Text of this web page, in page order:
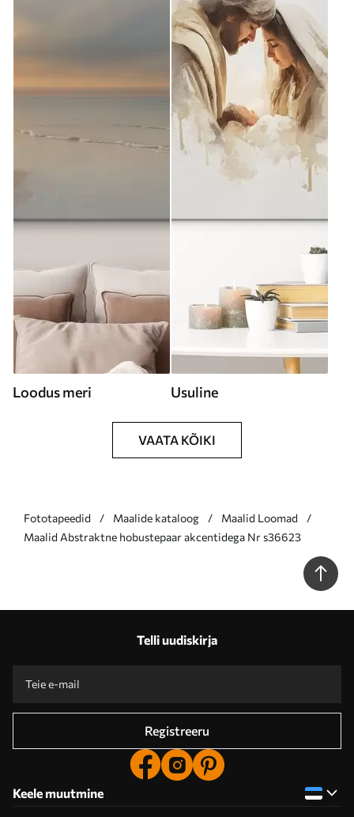
Loodus meri Usuline
VAATA KÕIKI
Fototapeedid Maalide kataloog
Maalid Loomad
Maalid Abstraktne hobustepaar akcentidega Nr s36623
Telli uudiskirja
Registreeru
Keele muutmine